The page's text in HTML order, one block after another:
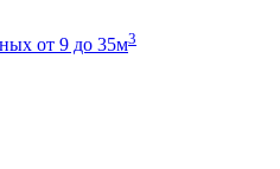
от 9 до 35м3